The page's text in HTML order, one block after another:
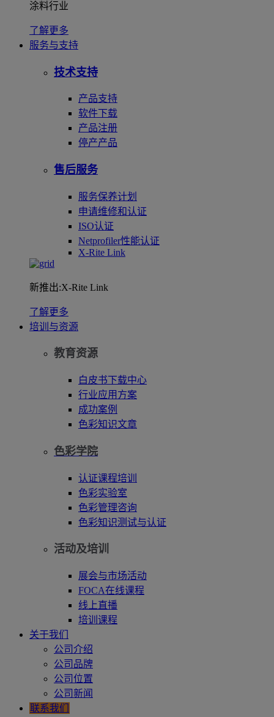
涂料行业
了解更多
服务与支持
技术支持
产品支持
软件下载
产品注册
停产产品
售后服务
服务保养计划
申请维修和认证
ISO认证
Netprofiler性能认证
X-Rite Link
新推出:X-Rite Link
了解更多
培训与资源
教育资源
白皮书下载中心
行业应用方案
成功案例
色彩知识文章
色彩学院
认证课程培训
色彩实验室
色彩管理咨询
色彩知识测试与认证
活动及培训
展会与市场活动
FOCA在线课程
线上直播
培训课程
关于我们
公司介绍
公司品牌
公司位置
公司新闻
联系我们